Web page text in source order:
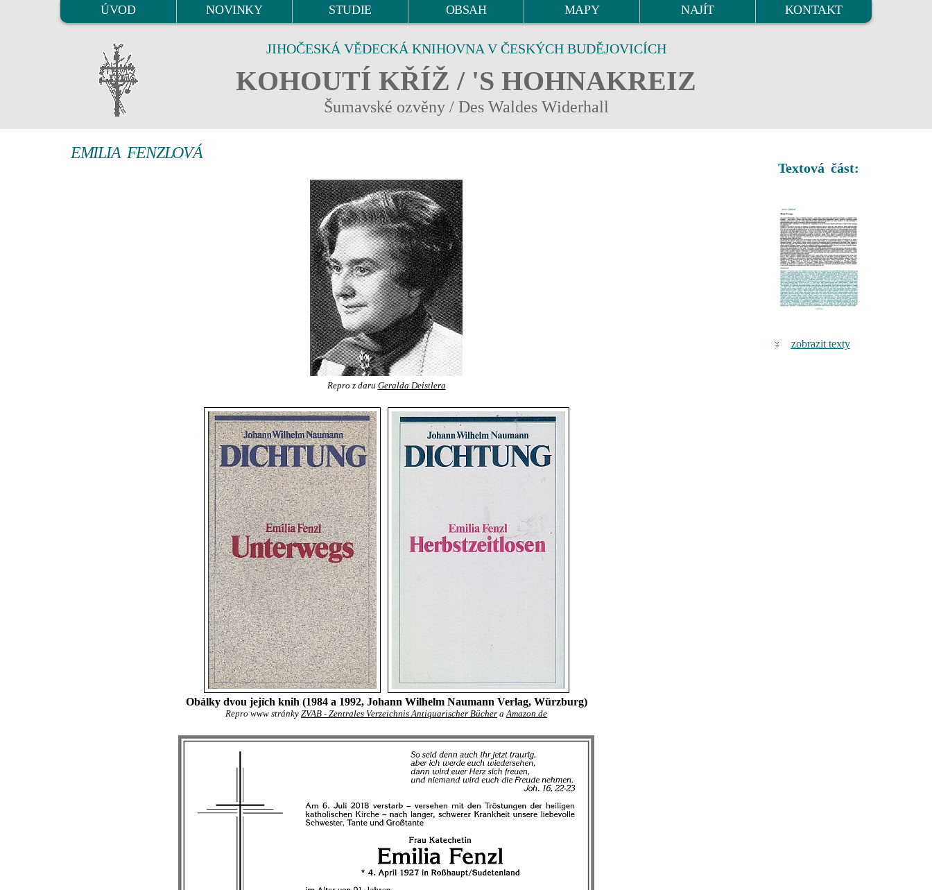
ÚVOD NOVINKY STUDIE OBSAH MAPY NAJÍT KONTAKT
JIHOČESKÁ VĚDECKÁ KNIHOVNA V ČESKÝCH BUDĚJOVICÍCH
KOHOUTÍ KŘÍŽ / 'S HOHNAKREIZ
Šumavské ozvěny / Des Waldes Widerhall
EMILIA FENZLOVÁ
Repro z daru Geralda Deistlera
Obálky dvou jejích knih (1984 a 1992, Johann Wilhelm Naumann Verlag, Würzburg)
Repro www stránky ZVAB - Zentrales Verzeichnis Antiquarischer Bücher aAmazon.de
Textová část:
zobrazit texty